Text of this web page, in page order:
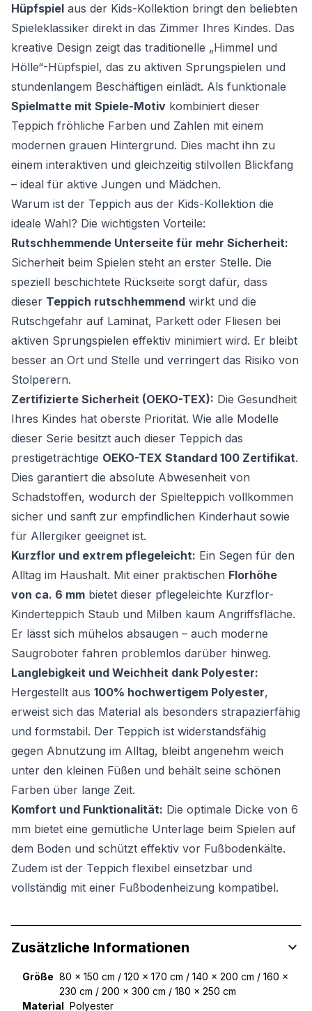
Hüpfspiel aus der Kids-Kollektion bringt den beliebten
Spieleklassiker direkt in das Zimmer Ihres Kindes. Das
kreative Design zeigt das traditionelle „Himmel und
Hölle“-Hüpfspiel, das zu aktiven Sprungspielen und
stundenlangem Beschäftigen einlädt. Als funktionale
Spielmatte mit Spiele-Motiv kombiniert dieser
Teppich fröhliche Farben und Zahlen mit einem
modernen grauen Hintergrund. Dies macht ihn zu
einem interaktiven und gleichzeitig stilvollen Blickfang
– ideal für aktive Jungen und Mädchen.
Warum ist der Teppich aus der Kids-Kollektion die
ideale Wahl? Die wichtigsten Vorteile:
Rutschhemmende Unterseite für mehr Sicherheit:
Sicherheit beim Spielen steht an erster Stelle. Die
speziell beschichtete Rückseite sorgt dafür, dass
dieser Teppich rutschhemmend wirkt und die
Rutschgefahr auf Laminat, Parkett oder Fliesen bei
aktiven Sprungspielen effektiv minimiert wird. Er bleibt
besser an Ort und Stelle und verringert das Risiko von
Stolperern.
Zertifizierte Sicherheit (OEKO-TEX): Die Gesundheit
Ihres Kindes hat oberste Priorität. Wie alle Modelle
dieser Serie besitzt auch dieser Teppich das
prestigeträchtige OEKO-TEX Standard 100 Zertifikat.
Dies garantiert die absolute Abwesenheit von
Schadstoffen, wodurch der Spielteppich vollkommen
sicher und sanft zur empfindlichen Kinderhaut sowie
für Allergiker geeignet ist.
Kurzflor und extrem pflegeleicht: Ein Segen für den
Alltag im Haushalt. Mit einer praktischen Florhöhe
von ca. 6 mm bietet dieser pflegeleichte Kurzflor-
Kinderteppich Staub und Milben kaum Angriffsfläche.
Er lässt sich mühelos absaugen – auch moderne
Saugroboter fahren problemlos darüber hinweg.
Langlebigkeit und Weichheit dank Polyester:
Hergestellt aus 100% hochwertigem Polyester,
erweist sich das Material als besonders strapazierfähig
und formstabil. Der Teppich ist widerstandsfähig
gegen Abnutzung im Alltag, bleibt angenehm weich
unter den kleinen Füßen und behält seine schönen
Farben über lange Zeit.
Komfort und Funktionalität: Die optimale Dicke von 6
mm bietet eine gemütliche Unterlage beim Spielen auf
dem Boden und schützt effektiv vor Fußbodenkälte.
Zudem ist der Teppich flexibel einsetzbar und
vollständig mit einer Fußbodenheizung kompatibel.
Zusätzliche Informationen
Größe 80 x 150 cm / 120 x 170 cm / 140 x 200 cm / 160 x
230 cm / 200 x 300 cm / 180 x 250 cm
Material Polyester